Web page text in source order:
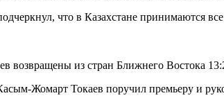
что в Казахстане принимаются
возвращены из стран Ближнего Востока
Жомарт Токаев поручил премьеру и